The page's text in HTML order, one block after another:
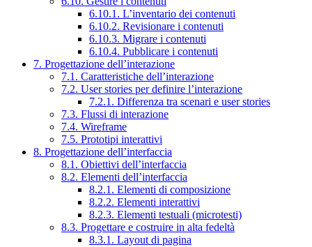
6.10.1. L’inventario dei contenuti
6.10.2. Revisionare i contenuti
6.10.3. Migrare i contenuti
6.10.4. Pubblicare i contenuti
7. Progettazione dell’interazione
7.1. Caratteristiche dell’interazione
7.2. User stories per definire l’interazione
7.2.1. Differenza tra scenari e user stories
7.3. Flussi di interazione
7.4. Wireframe
7.5. Prototipi interattivi
8. Progettazione dell’interfaccia
8.1. Obiettivi dell’interfaccia
8.2. Elementi dell’interfaccia
8.2.1. Elementi di composizione
8.2.2. Elementi interattivi
8.2.3. Elementi testuali (microtesti)
8.3. Progettare e costruire in alta fedeltà
8.3.1. Layout di pagina